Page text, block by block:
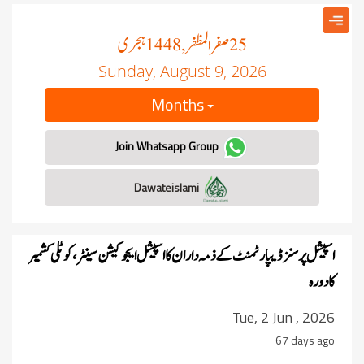
25صفر المظفر, 1448 ہجری
Sunday, August 9, 2026
Months
Join Whatsapp Group
اسپیشل پرسنز ڈیپارٹمنٹ کے ذمہ داران کا اسپیشل ایجوکیشن سینٹر، کوٹلی کشمیر
کا دورہ
Tue, 2 Jun , 2026
67 days ago